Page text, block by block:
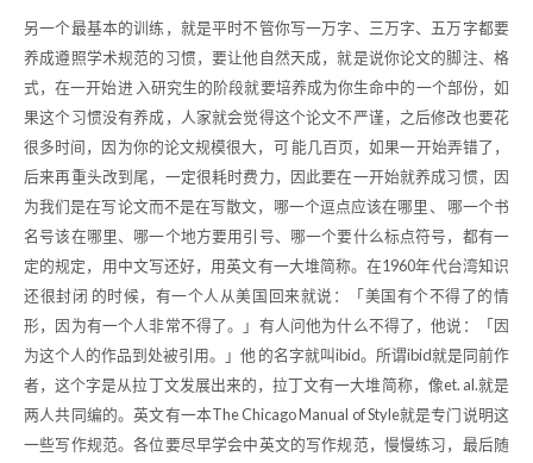
另一个最基本的训练，就是平时不管你写一万字、三万字、五万字都要
养成遵照学术规范的习惯，要让他自然天成，就是说你论文的脚注、格
式，在一开始进 入研究生的阶段就要培养成为你生命中的一个部份，如
果这个习惯没有养成，人家就会觉得这个论文不严谨，之后修改也要花
很多时间，因为你的论文规模很大，可 能几百页，如果一开始弄错了，
后来再重头改到尾，一定很耗时费力，因此要在一开始就养成习惯，因
为我们是在写论文而不是在写散文，哪一个逗点应该在哪里、 哪一个书
名号该在哪里、哪一个地方要用引号、哪一个要什么标点符号，都有一
定的规定，用中文写还好，用英文有一大堆简称。在1960年代台湾知识
还很封闭 的时候，有一个人从美国回来就说：「美国有个不得了的情
形，因为有一个人非常不得了。」有人问他为什么不得了，他说：「因
为这个人的作品到处被引用。」他 的名字就叫ibid。所谓ibid就是同前作
者，这个字是从拉丁文发展出来的，拉丁文有一大堆简称，像et. al.就是
两人共同编的。英文有一本The Chicago Manual of Style就是专门说明这
一些写作规范。各位要尽早学会中英文的写作规范，慢慢练习，最后随